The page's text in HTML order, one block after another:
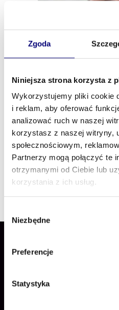
Zgoda
Niniejsza strona korzysta z
Wykorzystujemy pliki cookie
i reklam, aby oferować
analizować ruch w naszej
korzystasz z naszej witryny,
społecznościowym,
Partnerzy mogą połączyć te
otrzymanymi od Ciebie lub
korzystania z ich usług.
zgody
Niezbędne
Preferencje
Statystyka